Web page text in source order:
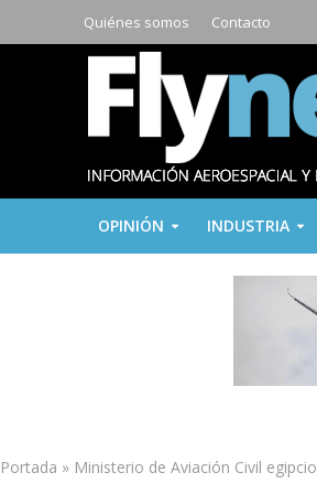
Quiénes somos Contacto
OPINIÓN INDUSTRIA
Portada » Ministerio de Aviación Civil egipcio